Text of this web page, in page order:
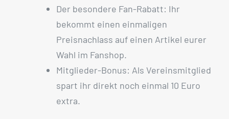
Der besondere Fan-Rabatt: Ihr
bekommt einen einmaligen
Preisnachlass auf einen Artikel eurer
Wahl im Fanshop.
Mitglieder-Bonus: Als Vereinsmitglied
spart ihr direkt noch einmal 10 Euro
extra.